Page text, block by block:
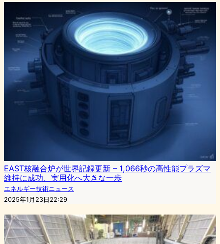
EAST核融合炉が世界記録更新 – 1,066秒の高性能プラズマ
維持に成功、実用化へ大きな一歩
エネルギー技術ニュース
2025年1月23日22:29